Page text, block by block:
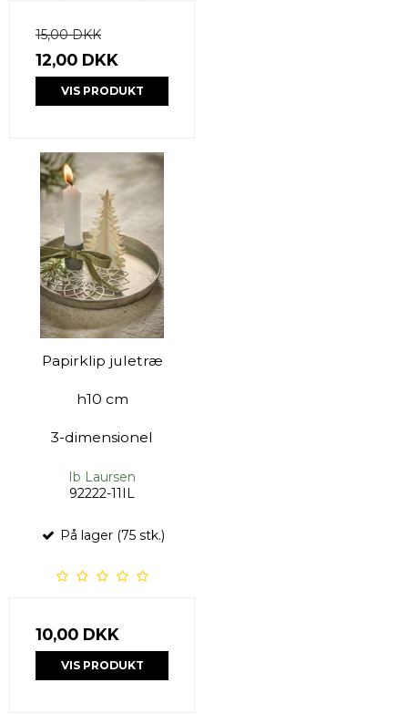
15,00 DKK
12,00 DKK
VIS PRODUKT
Papirklip juletræ
h10 cm
3-dimensionel
Ib Laursen
92222-11IL
På lager (75 stk.)
10,00 DKK
VIS PRODUKT